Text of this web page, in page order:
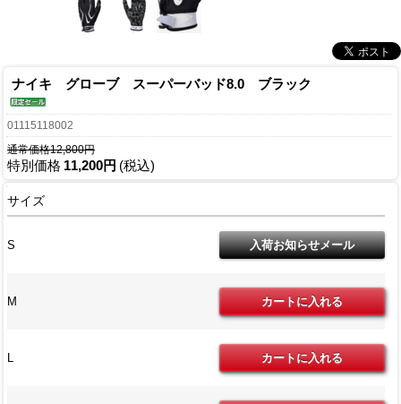
ナイキ グローブ スーパーバッド8.0 ブラック
01115118002
通常価格12,800円
特別価格 11,200円 (税込)
サイズ
S
M
L